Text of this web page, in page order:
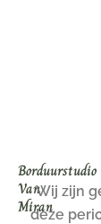
Borduurstudio
Van
Miran
Wij zijn
deze